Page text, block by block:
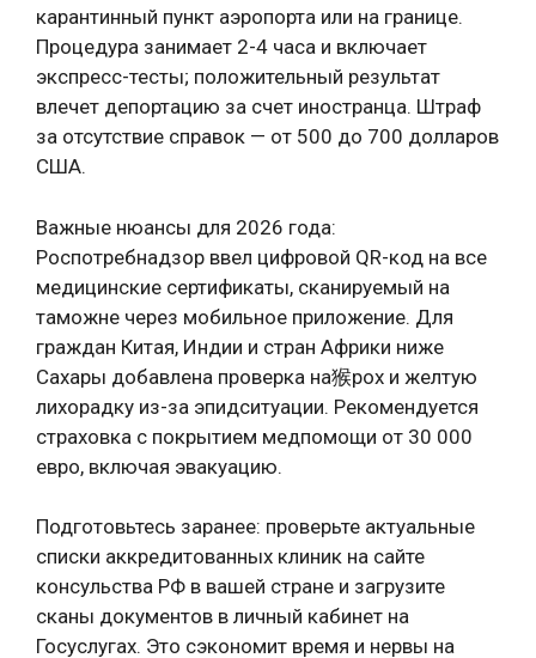
карантинный пункт аэропорта или на границе.
Процедура занимает 2-4 часа и включает
экспресс-тесты; положительный результат
влечет депортацию за счет иностранца. Штраф
за отсутствие справок — от 500 до 700 долларов
США.
Важные нюансы для 2026 года:
Роспотребнадзор ввел цифровой QR-код на все
медицинские сертификаты, сканируемый на
таможне через мобильное приложение. Для
граждан Китая, Индии и стран Африки ниже
Сахары добавлена проверка на猴pox и желтую
лихорадку из-за эпидситуации. Рекомендуется
страховка с покрытием медпомощи от 30 000
евро, включая эвакуацию.
Подготовьтесь заранее: проверьте актуальные
списки аккредитованных клиник на сайте
консульства РФ в вашей стране и загрузите
сканы документов в личный кабинет на
Госуслугах. Это сэкономит время и нервы на